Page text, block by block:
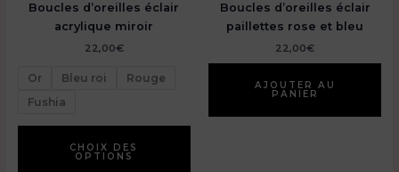
Boucles d’oreilles éclair
acrylique miroir
22,00€
Or Bleu roi
Rouge
Fushia
CHOIX DES
OPTIONS
Ce
Boucles d’oreilles éclair
paillettes rose et bleu
22,00€
AJOUTER AU
PANIER